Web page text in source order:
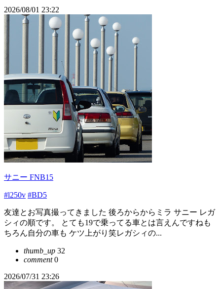
2026/08/01 23:22
サニー FNB15
#l250v #BD5
友達とお写真撮ってきました 後ろからからミラ サニー レガ
シィの順です。 とても19で乗ってる車とは言えんですねも
ちろん自分の車も ケツ上がり笑レガシィの...
thumb_up 32
comment0
2026/07/31 23:26